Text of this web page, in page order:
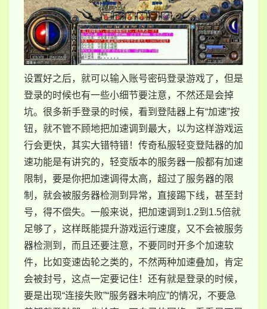
设置好之后，就可以输入账号密码登录游戏了，但是
登录的时候也有一些小细节要注意，不然还是会掉
坑。很多新手登录的时候，看到登陆器上有“加速”按
钮，就不管不顾地把加速调到最大，以为这样游戏运
行会更快，其实大错特错！传奇私服轻变登陆器的加
速功能是有讲究的，轻变版本的服务器一般都有加速
限制，要是你把加速调得太高，超过了服务器的限
制，就会被服务器检测到异常，直接踢下线，甚至封
号，得不偿失。一般来说，把加速调到1.2到1.5倍就
足够了，这样既能提升游戏运行速度，又不会被服务
器检测到，而且还要注意，不要同时开多个加速软
件，比如变速齿轮之类的，不然两种加速叠加，肯定
会被封号，这点一定要记住！还有就是登录的时候，
要是出现“连接失败”“服务器未响应”的情况，不要急